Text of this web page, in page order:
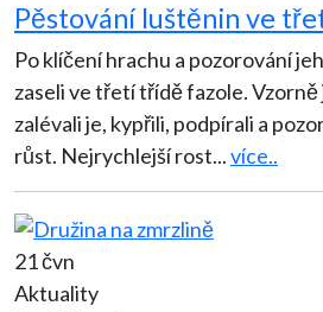
Pěstování luštěnin ve
Po klíčení hrachu a pozorování
zaseli ve třetí třídě fazole. Vzorně jsme se o ně starali,
zalévali je, kypřili, podpírali a
růst. Nejrychlejší rost...více..
21 čvn
Aktuality